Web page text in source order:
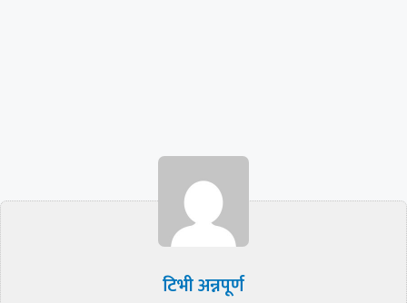
टिभी अन्नपूर्ण